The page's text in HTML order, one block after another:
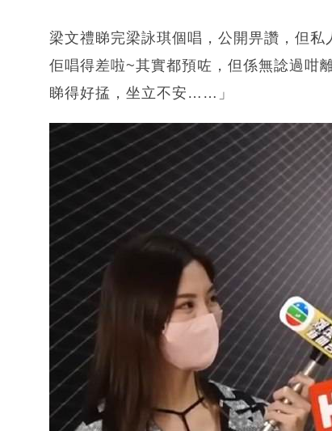
梁文禮睇完梁詠琪個唱，公開畀讚，但
佢唱得差啦~其實都預咗，但係無諗過咁
睇得好掹，坐立不安……」